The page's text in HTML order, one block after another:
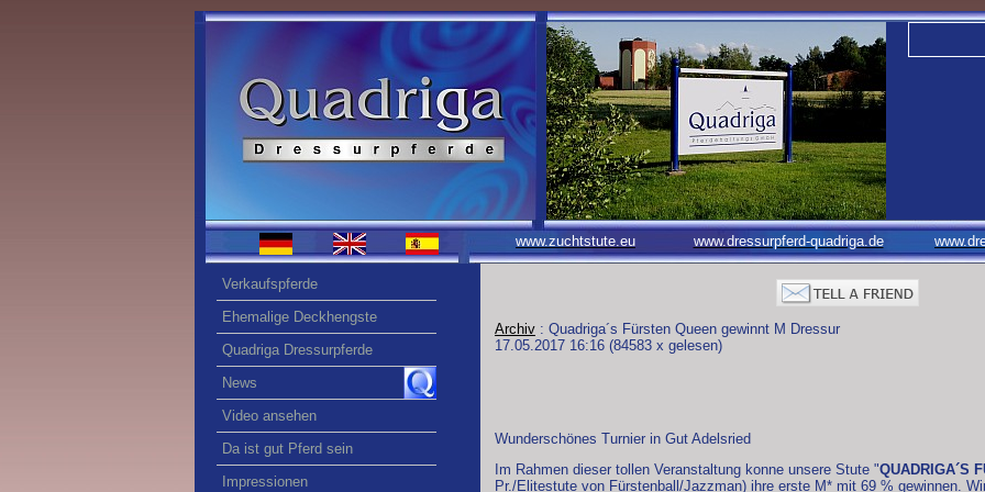
Verkaufspferde
Ehemalige Deckhengste
Quadriga Dressurpferde
News
Video ansehen
Da ist gut Pferd sein
Impressionen
www.zuchtstute.eu www.dressurpferd-quadriga.de
Archiv : Quadriga´s Fürsten Queen gewinnt M Dressur
17.05.2017 16:16 (84583 x gelesen)
Wunderschönes Turnier in Gut Adelsried
Im Rahmen dieser tollen Veranstaltung konne unsere Stute "QUADRIGA´S
Pr./Elitestute von Fürstenball/Jazzman) ihre erste M* mit 69 % gewinnen.